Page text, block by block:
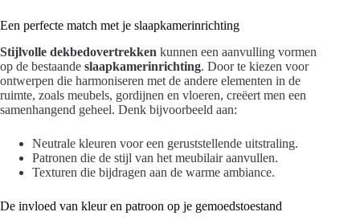
Een perfecte match met je slaapkamerinrichting
Stijlvolle dekbedovertrekken kunnen een aanvulling vormen
op de bestaande slaapkamerinrichting. Door te kiezen voor
ontwerpen die harmoniseren met de andere elementen in de
ruimte, zoals meubels, gordijnen en vloeren, creëert men een
samenhangend geheel. Denk bijvoorbeeld aan:
Neutrale kleuren voor een geruststellende uitstraling.
Patronen die de stijl van het meubilair aanvullen.
Texturen die bijdragen aan de warme ambiance.
De invloed van kleur en patroon op je gemoedstoestand